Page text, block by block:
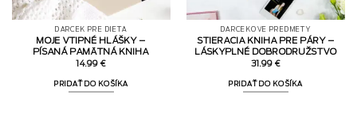
DARČEK PRE DIEŤA
MOJE VTIPNÉ HLÁŠKY –
PÍSANÁ PAMÄTNÁ KNIHA
14.99 €
PRIDAŤ DO KOŠÍKA
DARČEKOVÉ PREDMETY
STIERACIA KNIHA PRE PÁRY –
LÁSKYPLNÉ DOBRODRUŽSTVO
31.99 €
PRIDAŤ DO KOŠÍKA